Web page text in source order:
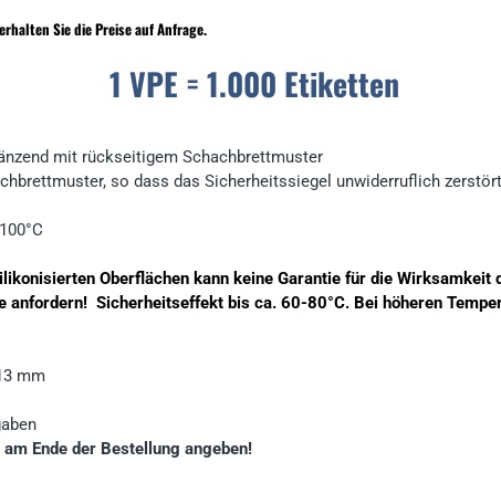
Sie die Preise auf Anfrage.
VPE = 1.000 Etiketten
mit rückseitigem Schachbrettmuster
so dass das Sicherheitssiegel unwiderruflich
Oberflächen kann keine Garantie für die Wirksamkeit
anfordern! Sicherheitseffekt bis ca. 60-80°C. Bei höheren
mm
Ende der Bestellung angeben!